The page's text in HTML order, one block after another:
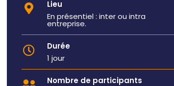
Lieu
En présentiel : inter ou intra
entreprise.
Durée
1 jour
Nombre de participants